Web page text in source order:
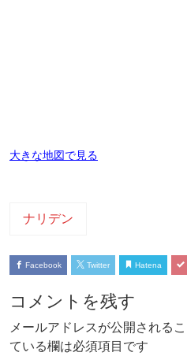
大きな地図で見る
ナリデン
Facebook Twitter Hatena
コメントを残す
メールアドレスが公開される
ている欄は必須項目です